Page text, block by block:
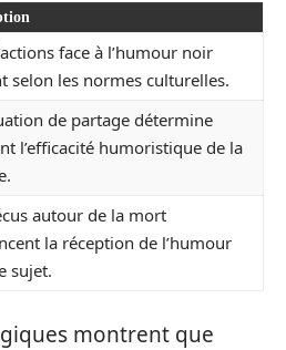
face à l’humour noir
selon les normes culturelles.
de partage détermine
l’efficacité humoristique de la
autour de la mort
la réception de l’humour
sujet.
montrent que